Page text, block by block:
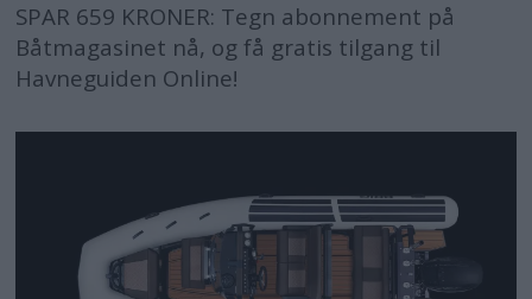
SPAR 659 KRONER: Tegn abonnement på
Båtmagasinet nå, og få gratis tilgang til
Havneguiden Online!